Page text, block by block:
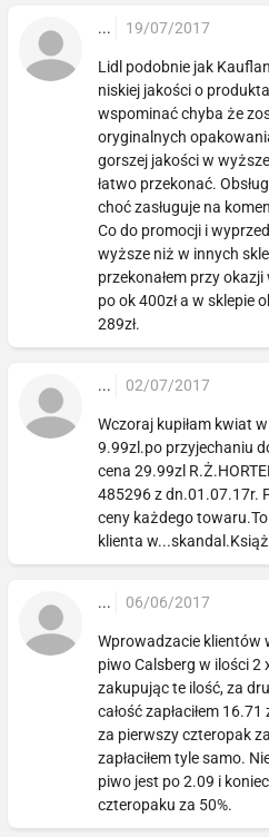
... 19/07/2017
Lidl podobnie jak
niskiej jakości o
wspominać chyba że
oryginalnych
gorszej jakości w
łatwo przekonać.
choć zasługuje na
Co do promocji i
wyższe niż w innych
przekonałem przy
po ok 400zł a w sklepie
289zł.
... 02/07/2017
Wczoraj kupiłam kwiat
9.99zl.po przyjechaniu
cena 29.99zl
485296 z dn.01.07.17r.
ceny każdego
klienta
... 06/06/2017
Wprowadzacie klientów
piwo Calsberg w ilości 2
zakupując te ilość, za
całość zapłaciłem
za pierwszy czteropak
zapłaciłem tyle samo.
piwo jest po 2.09 i
czteropaku za 50%.